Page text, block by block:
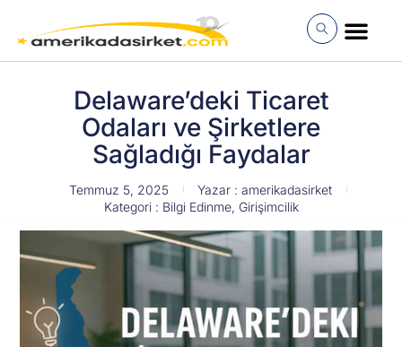
atla
Delaware’deki Ticaret
Odaları ve Şirketlere
Sağladığı Faydalar
Temmuz 5, 2025 Yazar : amerikadasirket
Kategori : Bilgi Edinme, Girişimcilik